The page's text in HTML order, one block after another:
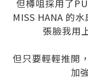
但樽咀採用了
MISS HANA 的
張臉我用
但只要輕輕推開
加